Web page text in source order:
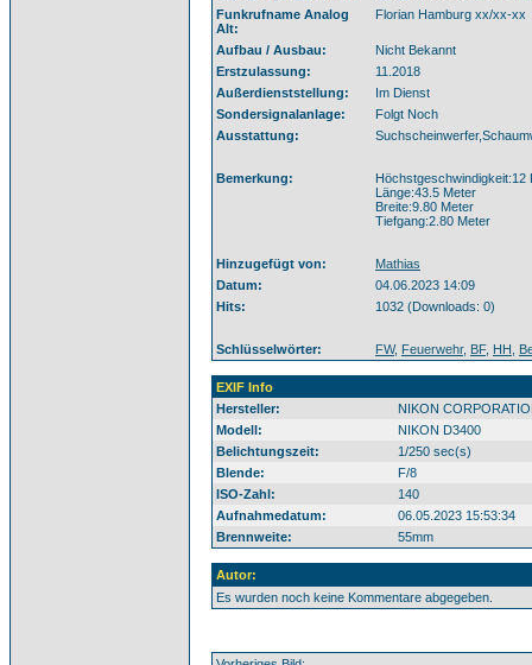
Funkrufname Analog
Alt:
Florian Hamburg xx/xx-xx
Aufbau / Ausbau:
Nicht Bekannt
Erstzulassung:
11.2018
Außerdienststellung:
Im Dienst
Sondersignalanlage:
Folgt Noch
Ausstattung:
Bemerkung:
Höchstgeschwindigkeit:12
Länge:43.5 Meter
Breite:9.80 Meter
Tiefgang:2.80 Meter
Hinzugefügt von:
Mathias
Datum:
04.06.2023 14:09
Hits:
1032 (Downloads: 0)
Schlüsselwörter: FW, Feuerwehr, BF, HH
EXIF Info
Hersteller:
NIKON
Modell:
NIKON D3400
Belichtungszeit:
1/250 sec(s)
Blende:
F/8
ISO-Zahl:
140
Aufnahmedatum:
06.05.2023 15:53:34
Brennweite:
55mm
Autor:
Es wurden noch keine Kommentare abgegeben.